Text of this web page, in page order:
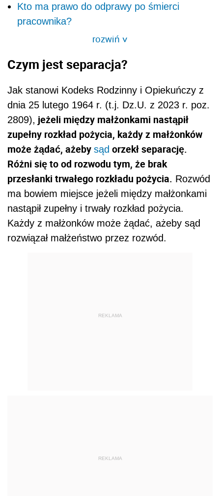
Kto ma prawo do odprawy po śmierci
pracownika?
rozwiń>
Czym jest separacja?
Jak stanowi Kodeks Rodzinny i Opiekuńczy z
dnia 25 lutego 1964 r. (t.j. Dz.U. z 2023 r. poz.
2809), jeżeli między małżonkami nastąpił
zupełny rozkład pożycia, każdy z małżonków
może żądać, ażeby sąd orzekł separację.
Różni się to od rozwodu tym, że brak
przesłanki trwałego rozkładu pożycia. Rozwód
ma bowiem miejsce jeżeli między małżonkami
nastąpił zupełny i trwały rozkład pożycia.
Każdy z małżonków może żądać, ażeby sąd
rozwiązał małżeństwo przez rozwód.
REKLAMA
REKLAMA